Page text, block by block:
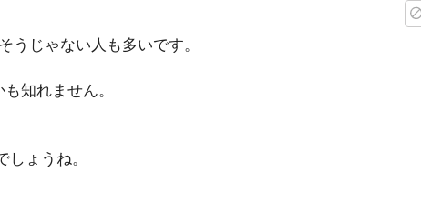
うじゃない人も多いです。
知れません。
しょうね。